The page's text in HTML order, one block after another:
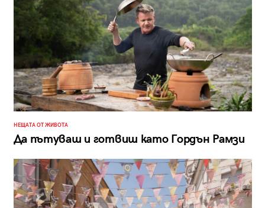
НЕЩАТА ОТ ЖИВОТА
Да пътуваш и готвиш като Гордън Рамзи